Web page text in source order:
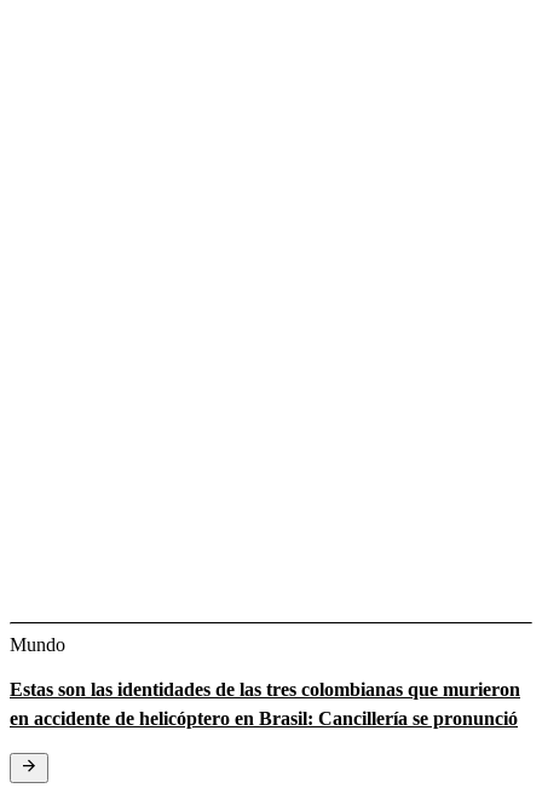
Mundo
Estas son las identidades de las tres colombianas que murieron
en accidente de helicóptero en Brasil: Cancillería se pronunció